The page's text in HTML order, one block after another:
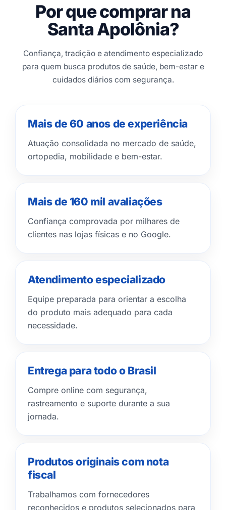
Por que comprar na
Santa Apolônia?
Confiança, tradição e atendimento especializado
para quem busca produtos de saúde, bem-estar e
cuidados diários com segurança.
Mais de 60 anos de experiência
Atuação consolidada no mercado de saúde,
ortopedia, mobilidade e bem-estar.
Mais de 160 mil avaliações
Confiança comprovada por milhares de
clientes nas lojas físicas e no Google.
Atendimento especializado
Equipe preparada para orientar a escolha
do produto mais adequado para cada
necessidade.
Entrega para todo o Brasil
Compre online com segurança,
rastreamento e suporte durante a sua
jornada.
Produtos originais com nota
fiscal
Trabalhamos com fornecedores
reconhecidos e produtos selecionados para